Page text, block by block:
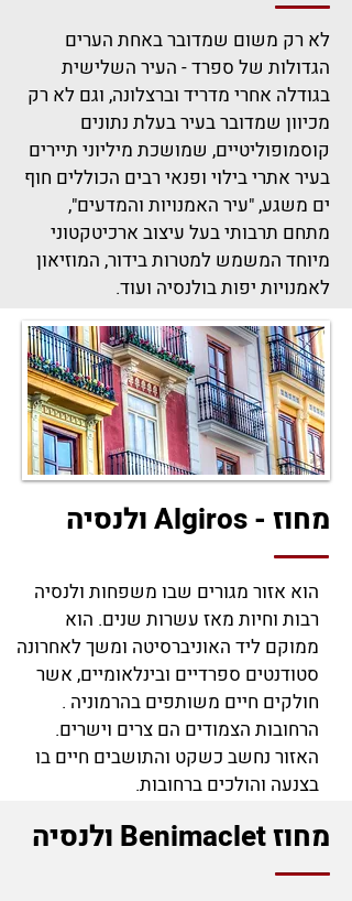
לא רק משום שמדובר באחת הערים
הגדולות של ספרד - העיר השלישית
בגודלה אחרי מדריד וברצלונה, וגם לא רק
מכיוון שמדובר בעיר בעלת נתונים
קוסמופוליטיים, שמושכת מיליוני תיירים
בעיר אתרי בילוי ופנאי רבים הכוללים חוף
ים משגע, "עיר האמנויות והמדעים",
מתחם תרבותי בעל עיצוב ארכיטקטוני
מיוחד המשמש למטרות בידור, המוזיאון
לאמנויות יפות בולנסיה ועוד.
מחוז - Algiros ולנסיה
הוא אזור מגורים שבו משפחות ולנסיה
רבות וחיות מאז עשרות שנים. הוא
ממוקם ליד האוניברסיטה ומשך לאחרונה
סטודנטים ספרדיים ובינלאומיים, אשר
חולקים חיים משותפים בהרמוניה .
הרחובות הצמודים הם צרים וישרים.
האזור נחשב כשקט והתושבים חיים בו
בצנעה והולכים ברחובות.
מחוז Benimaclet ולנסיה